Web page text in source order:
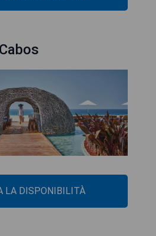
LA DISPONIBILITÀ